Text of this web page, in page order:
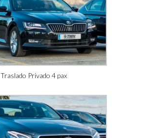
Traslado Privado 4 pax